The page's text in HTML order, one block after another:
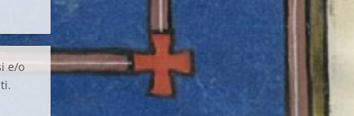
e/o